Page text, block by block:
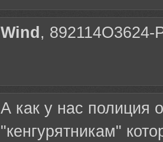
Wind , 892114О3624-
А как у нас полиция
"кенгурятникам"